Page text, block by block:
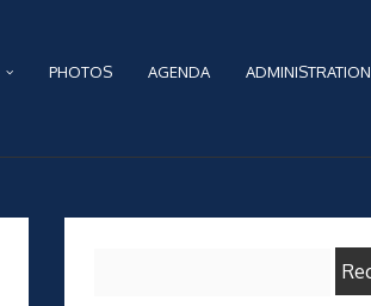
PHOTOS AGENDA ADMINISTRATION